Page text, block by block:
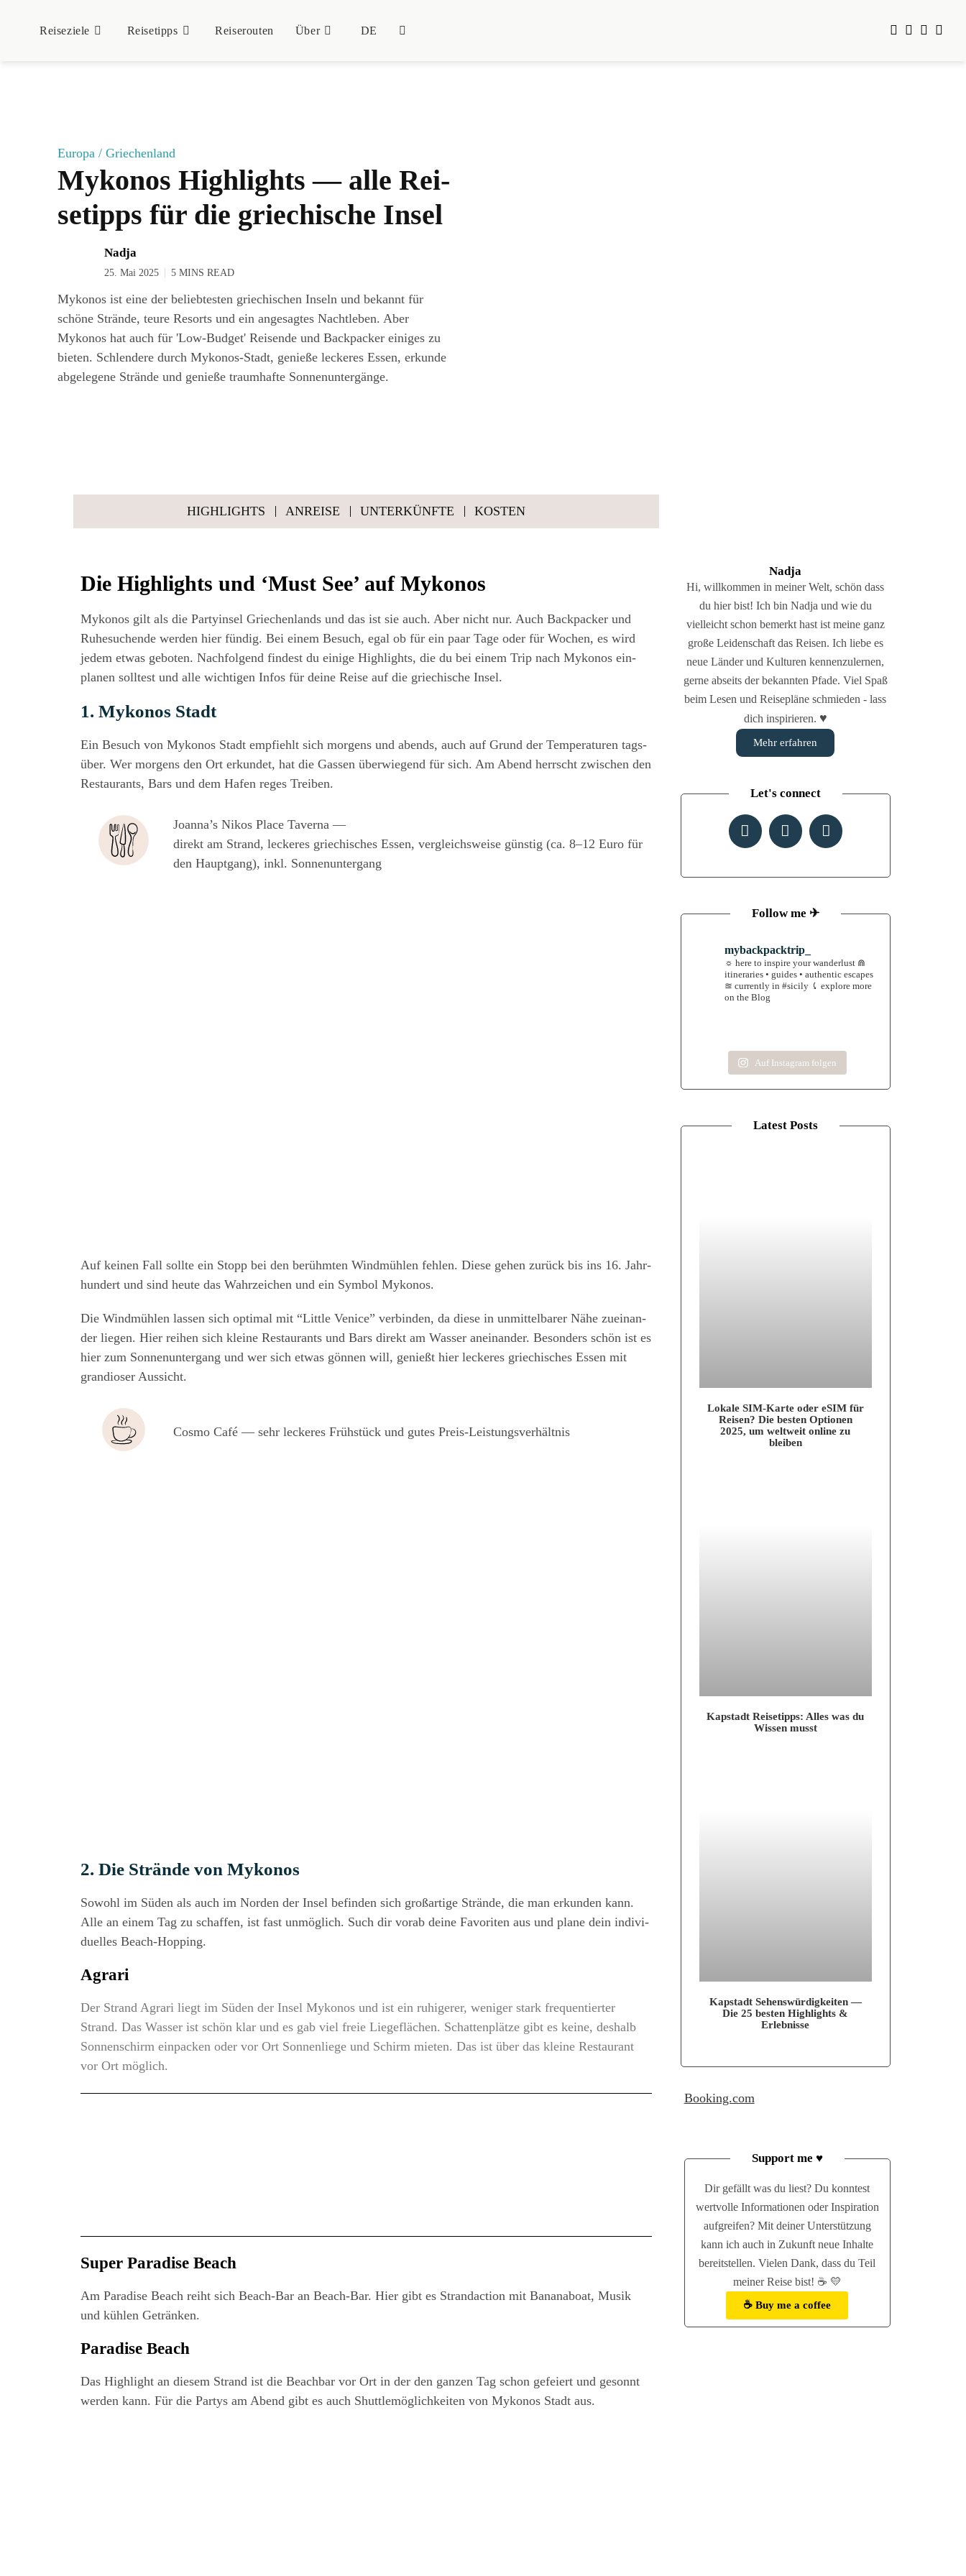
Rei­se­zie­le Rei­se­tipps Rei­se­rou­ten Über DE
Europa / Griechenland
Myko­nos High­lights — alle Rei­
se­tipps für die grie­chi­sche Insel
Nadja
25. Mai 2025 5 MINS READ
Mykonos ist eine der beliebtesten griechischen Inseln und bekannt für
schöne Strände, teure Resorts und ein angesagtes Nachtleben. Aber
Mykonos hat auch für 'Low-Budget' Reisende und Backpacker einiges zu
bieten. Schlendere durch Mykonos-Stadt, genieße leckeres Essen, erkunde
abgelegene Strände und genieße traumhafte Sonnenuntergänge.
HIGH­LIGHTS ANREI­SE UNTER­KÜNF­TE KOS­TEN
Die High­lights und ‘Must See’ auf Mykonos
Myko­nos gilt als die Par­ty­in­sel Grie­chen­lands und das ist sie auch. Aber nicht nur. Auch Back­pa­cker und
Ruhe­su­chen­de wer­den hier fün­dig. Bei einem Besuch, egal ob für ein paar Tage oder für Wochen, es wird
jedem etwas gebo­ten. Nach­fol­gend fin­dest du eini­ge High­lights, die du bei einem Trip nach Myko­nos ein­
pla­nen soll­test und alle wich­ti­gen Infos für dei­ne Rei­se auf die grie­chi­sche Insel.
1. Myko­nos Stadt
Ein Besuch von Myko­nos Stadt emp­fiehlt sich mor­gens und abends, auch auf Grund der Tem­pe­ra­tu­ren tags­
über. Wer mor­gens den Ort erkun­det, hat die Gas­sen über­wie­gend für sich. Am Abend herrscht zwi­schen den
Restau­rants, Bars und dem Hafen reges Treiben.
Joanna’s Nikos Place Taverna —
direkt am Strand, lecke­res grie­chi­sches Essen, ver­gleichs­wei­se güns­tig (ca. 8–12 Euro für
den Haupt­gang), inkl. Sonnenuntergang
Auf kei­nen Fall soll­te ein Stopp bei den berühm­ten Wind­müh­len feh­len. Die­se gehen zurück bis ins 16. Jahr­
hun­dert und sind heu­te das Wahr­zei­chen und ein Sym­bol Mykonos.
Die Wind­müh­len las­sen sich opti­mal mit “Litt­le Venice” ver­bin­den, da die­se in unmit­tel­ba­rer Nähe zuein­an­
der lie­gen. Hier rei­hen sich klei­ne Restau­rants und Bars direkt am Was­ser anein­an­der. Beson­ders schön ist es
hier zum Son­nen­un­ter­gang und wer sich etwas gön­nen will, genießt hier lecke­res grie­chi­sches Essen mit
gran­dio­ser Aussicht.
Cos­mo Café — sehr lecke­res Früh­stück und gutes Preis-Leistungsverhältnis
2. Die Strän­de von Mykonos
Sowohl im Süden als auch im Nor­den der Insel befin­den sich groß­ar­ti­ge Strän­de, die man erkun­den kann.
Alle an einem Tag zu schaf­fen, ist fast unmög­lich. Such dir vor­ab dei­ne Favo­ri­ten aus und pla­ne dein indi­vi­
du­el­les Beach-Hopping.
Agra­ri
Der Strand Agra­ri liegt im Süden der Insel Myko­nos und ist ein ruhi­ge­rer, weni­ger stark fre­quen­tier­ter
Strand. Das Was­ser ist schön klar und es gab viel freie Lie­ge­flä­chen. Schat­ten­plät­ze gibt es kei­ne, des­halb
Son­nen­schirm ein­pa­cken oder vor Ort Son­nen­lie­ge und Schirm mie­ten. Das ist über das klei­ne Restau­rant
vor Ort möglich.
Super Para­di­se Beach
Am Para­di­se Beach reiht sich Beach-Bar an Beach-Bar. Hier gibt es Str­an­dac­tion mit Banan­a­boat, Musik
und küh­len Getränken.
Para­di­se Beach
Das High­light an die­sem Strand ist die Beach­bar vor Ort in der den gan­zen Tag schon gefei­ert und gesonnt
wer­den kann. Für die Par­tys am Abend gibt es auch Shut­tle­mög­lich­kei­ten von Myko­nos Stadt aus.
Nadja
Hi, willkommen in meiner Welt, schön dass
du hier bist! Ich bin Nadja und wie du
vielleicht schon bemerkt hast ist meine ganz
große Leidenschaft das Reisen. Ich liebe es
neue Länder und Kulturen kennenzulernen,
gerne abseits der bekannten Pfade. Viel Spaß
beim Lesen und Reisepläne schmieden - lass
dich inspirieren. ♥
Mehr erfahren
Let's connect
Follow me ✈︎
mybackpacktrip_
☼ here to inspire your wanderlust⋒
itineraries • guides • authentic escapes
≊ currently in #sicily⤹ explore more
on the Blog
Auf Instagram folgen
Latest Posts
Loka­le SIM-Kar­te oder eSIM für
Rei­sen? Die bes­ten Optio­nen
2025, um welt­weit online zu
bleiben
Kap­stadt Rei­se­tipps: Alles was du
Wis­sen musst
Kap­stadt Sehens­wür­dig­kei­ten —
Die 25 bes­ten High­lights &
Erlebnisse
Booking.com
Support me ♥
Dir gefällt was du liest? Du konntest
wertvolle Informationen oder Inspiration
aufgreifen? Mit deiner Unterstützung
kann ich auch in Zukunft neue Inhalte
bereitstellen. Vielen Dank, dass du Teil
meiner Reise bist! ☕ 💛
☕ Buy me a coffee